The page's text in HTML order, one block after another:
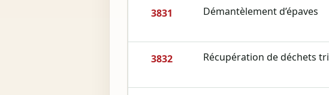
3831 Démantèlement d’épaves
3832 Récupération de déchets